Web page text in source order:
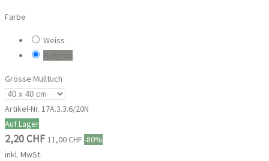
Farbe
Weiss
Grösse Mulltuch
Artikel-Nr. 17A.3.3.6/20N
Auf Lager
2,20 CHF 11,00 CHF -80%
inkl. MwSt.